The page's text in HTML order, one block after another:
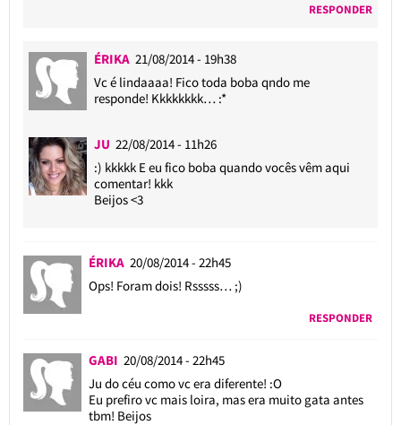
RESPONDER
ÉRIKA21/08/2014 - 19h38
Vc é lindaaaa! Fico toda boba qndo me
responde! Kkkkkkkk… :*
JU 22/08/2014 - 11h26
:) kkkkk E eu fico boba quando vocês vêm aqui
comentar! kkk
Beijos <3
ÉRIKA 20/08/2014 - 22h45
Ops! Foram dois! Rsssss… ;)
RESPONDER
GABI 20/08/2014 - 22h45
Ju do céu como vc era diferente! :O
Eu prefiro vc mais loira, mas era muito gata antes
tbm! Beijos